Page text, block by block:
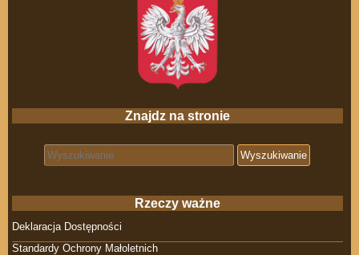
Znajdz na stronie
Search for:
Rzeczy ważne
Deklaracja Dostępności
Standardy Ochrony Małoletnich